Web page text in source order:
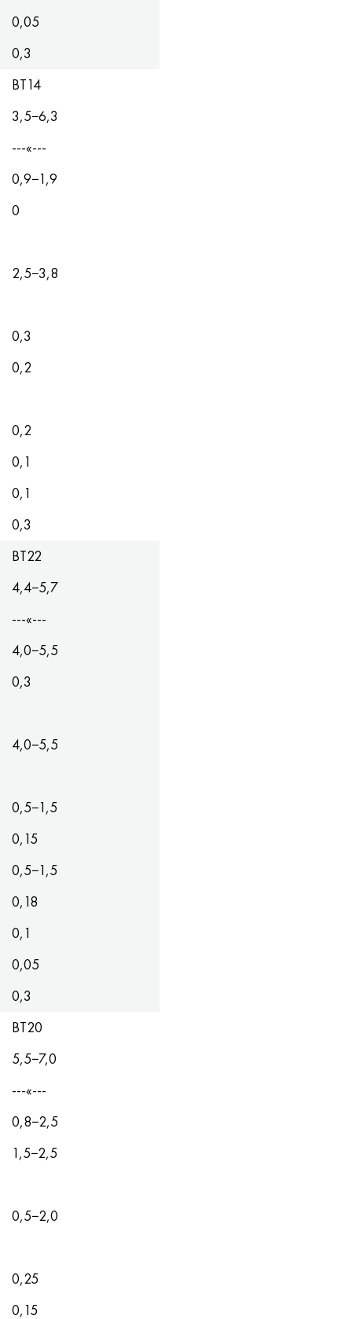
0,05
0,3
ВТ14
3,5−6,3
---«---
0,9−1,9
0
2,5−3,8
0,3
0,2
0,2
0,1
0,1
0,3
ВТ22
4,4−5,7
---«---
4,0−5,5
0,3
4,0−5,5
0,5−1,5
0,15
0,5−1,5
0,18
0,1
0,05
0,3
ВТ20
5,5−7,0
---«---
0,8−2,5
1,5−2,5
0,5−2,0
0,25
0,15